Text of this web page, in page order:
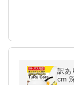
訳あ
cm